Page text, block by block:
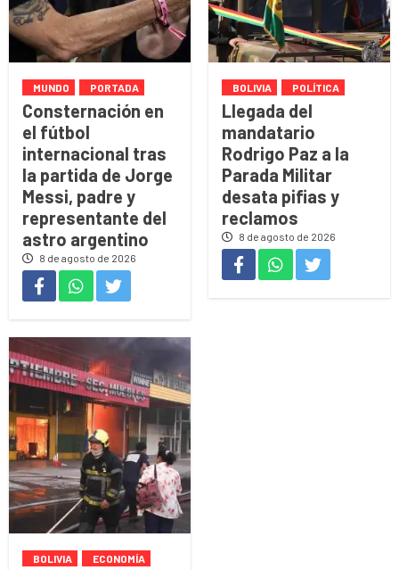
MUNDO PORTADA
Consternación en
el fútbol
internacional tras
la partida de Jorge
Messi, padre y
representante del
astro argentino
8 de agosto de 2026
BOLIVIA POLÍTICA
Llegada del
mandatario
Rodrigo Paz a la
Parada Militar
desata pifias y
reclamos
8 de agosto de 2026
BOLIVIA ECONOMÍA